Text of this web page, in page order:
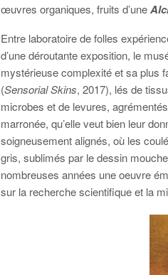
œuvres organiques, fruits d’une
Entre laboratoire de folles
d’une déroutante exposition, le
mystérieuse complexité et sa plus
(Sensorial Skins, 2017), lés de
microbes et de levures,
marronée, qu’elle veut bien leur
soigneusement alignés, où les
gris, sublimés par le dessin
nombreuses années une oeuvre
sur la recherche scientifique et la